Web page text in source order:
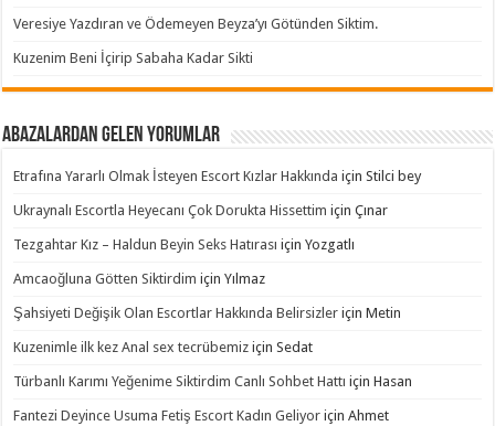
Veresiye Yazdıran ve Ödemeyen Beyza’yı Götünden Siktim.
Kuzenim Beni İçirip Sabaha Kadar Sikti
Abazalardan Gelen Yorumlar
Etrafına Yararlı Olmak İsteyen Escort Kızlar Hakkında içinStilci bey
Ukraynalı Escortla Heyecanı Çok Dorukta Hissettim içinÇınar
Tezgahtar Kız – Haldun Beyin Seks Hatırası içinYozgatlı
Amcaoğluna Götten Siktirdim içinYılmaz
Şahsiyeti Değişik Olan Escortlar Hakkında Belirsizler içinMetin
Kuzenimle ilk kez Anal sex tecrübemiz içinSedat
Türbanlı Karımı Yeğenime Siktirdim Canlı Sohbet Hattı içinHasan
Fantezi Deyince Usuma Fetiş Escort Kadın Geliyor içinAhmet